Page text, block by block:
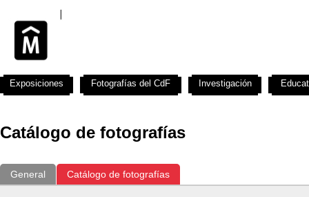
Catálogo de fotografías
General Catálogo de fotografías
Exposiciones Fotografías del CdF Investigación